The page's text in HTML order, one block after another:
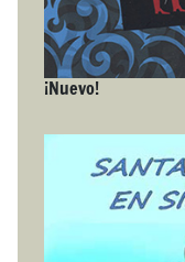
¡Nuevo!